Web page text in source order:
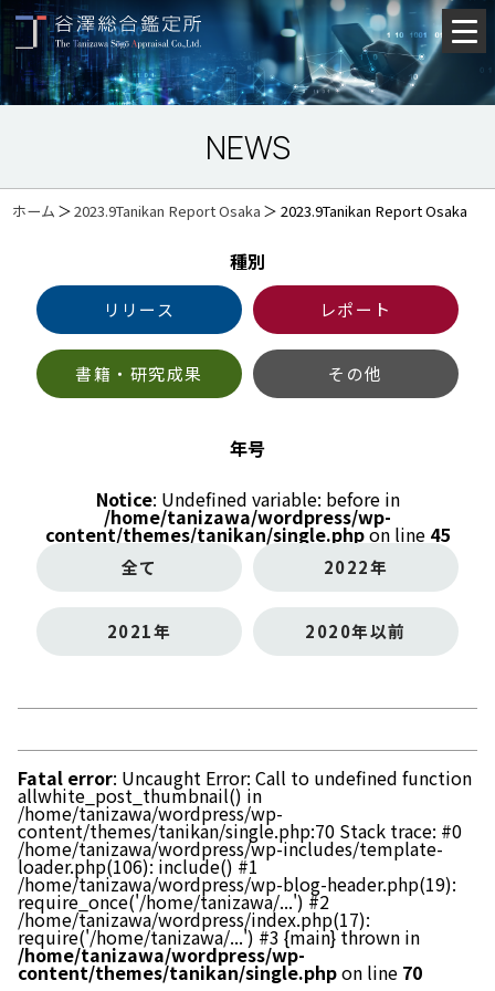
NEWS
ホーム ＞2023.9Tanikan Report Osaka ＞ 2023.9Tanikan Report Osaka
種別
リリース レポート
書籍・研究成果 その他
年号
Notice: Undefined variable: before in
/home/tanizawa/wordpress/wp-
content/themes/tanikan/single.phpon line 45
全て 2022年
2021年 2020年以前
Fatal error: Uncaught Error: Call to undefined function
allwhite_post_thumbnail() in
/home/tanizawa/wordpress/wp-
content/themes/tanikan/single.php:70 Stack trace: #0
/home/tanizawa/wordpress/wp-includes/template-
loader.php(106): include() #1
/home/tanizawa/wordpress/wp-blog-header.php(19):
require_once('/home/tanizawa/...') #2
/home/tanizawa/wordpress/index.php(17):
require('/home/tanizawa/...') #3 {main} thrown in
/home/tanizawa/wordpress/wp-
content/themes/tanikan/single.phpon line 70